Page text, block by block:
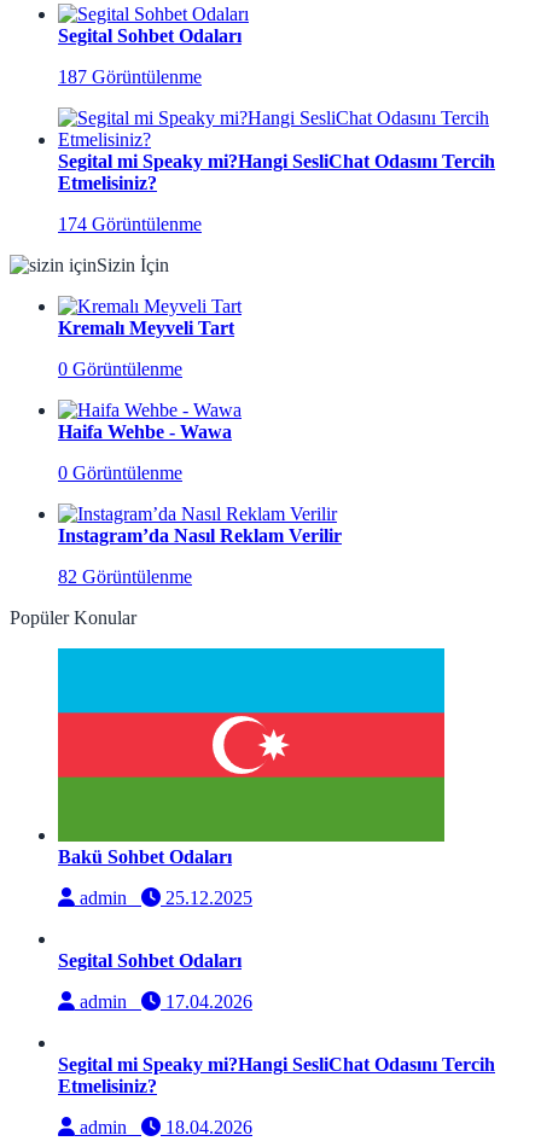
Segital Sohbet Odaları
187 Görüntülenme
Segital mi Speaky mi?Hangi SesliChat Odasını Tercih
Etmelisiniz?
174 Görüntülenme
Sizin İçin
Kremalı Meyveli Tart
0 Görüntülenme
Haifa Wehbe - Wawa
0 Görüntülenme
Instagram’da Nasıl Reklam Verilir
82 Görüntülenme
Popüler Konular
Bakü Sohbet Odaları
admin
25.12.2025
Segital Sohbet Odaları
admin
17.04.2026
Segital mi Speaky mi?Hangi SesliChat Odasını Tercih
Etmelisiniz?
admin
18.04.2026